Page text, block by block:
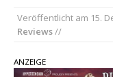
Talks“
Veröffentlicht am 15.
Reviews//
ANZEIGE